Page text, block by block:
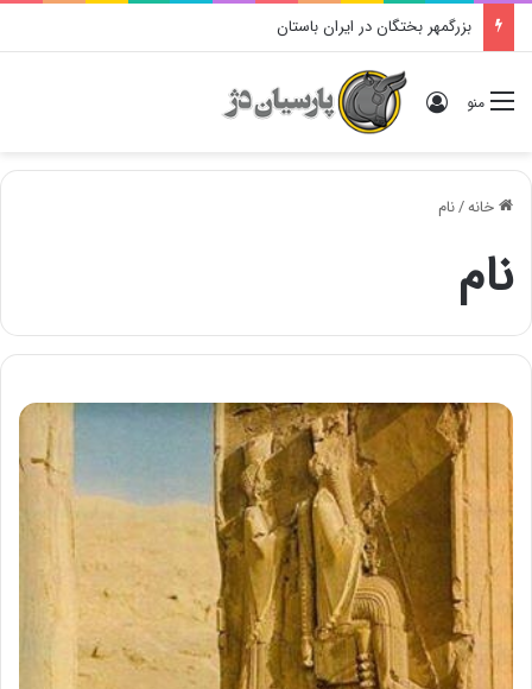
بزرگمهر بختگان در ایران باستان
منو ورود
خانه/نام
نام